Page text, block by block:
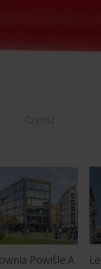
Czynsz
Powiśle A